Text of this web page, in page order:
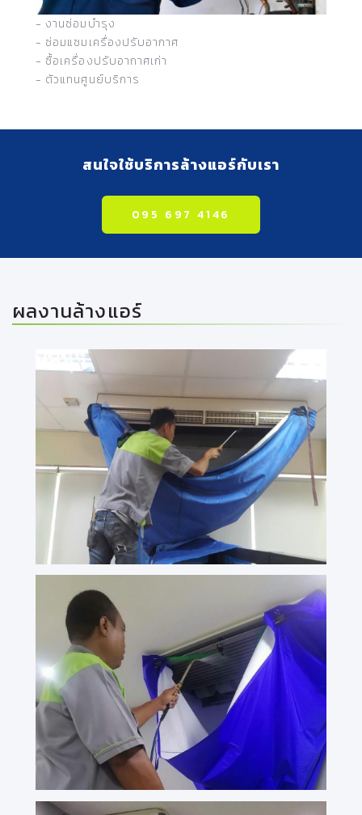
- งานซ่อมบำรุง
- ซ่อมแซมเครื่องปรับอากาศ
- ซื้อเครื่องปรับอากาศเก่า
- ตัวแทนศูนย์บริการ
สนใจใช้บริการล้างแอร์กับเรา
095 697 4146
ผลงานล้างแอร์